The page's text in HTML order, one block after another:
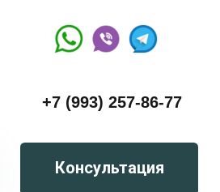
+7 (993) 257-86-77
Консультация